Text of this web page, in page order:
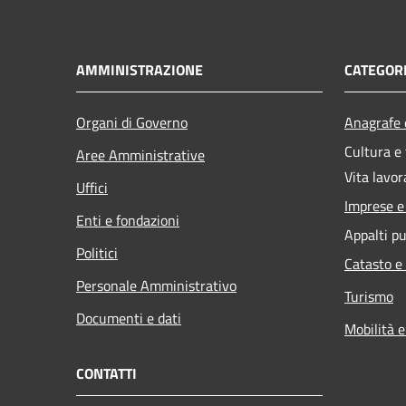
AMMINISTRAZIONE
Organi di Governo
Aree Amministrative
Uffici
Enti e fondazioni
Politici
Personale Amministrativo
Documenti e dati
Cultura
Vita
Imprese
Appalti
Catasto
Turismo
Mobilità
CONTATTI